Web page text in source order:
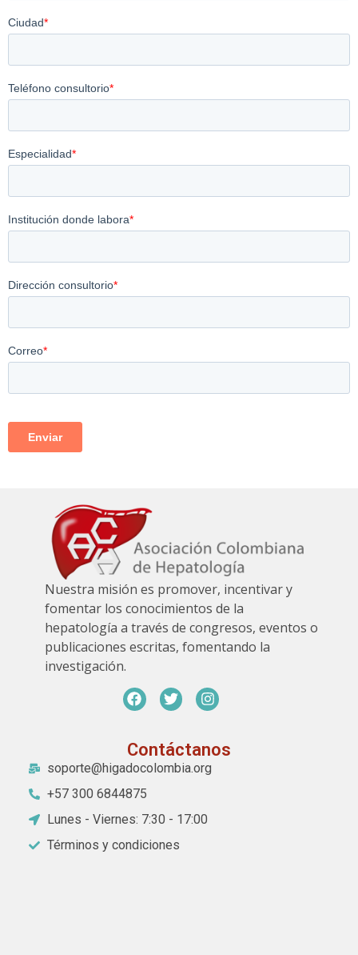
Nuestra misión es promover, incentivar y
fomentar los conocimientos de la
hepatología a través de congresos, eventos o
publicaciones escritas, fomentando la
investigación.
Contáctanos
soporte@higadocolombia.org
+57 300 6844875
Lunes - Viernes: 7:30 - 17:00
Términos y condiciones